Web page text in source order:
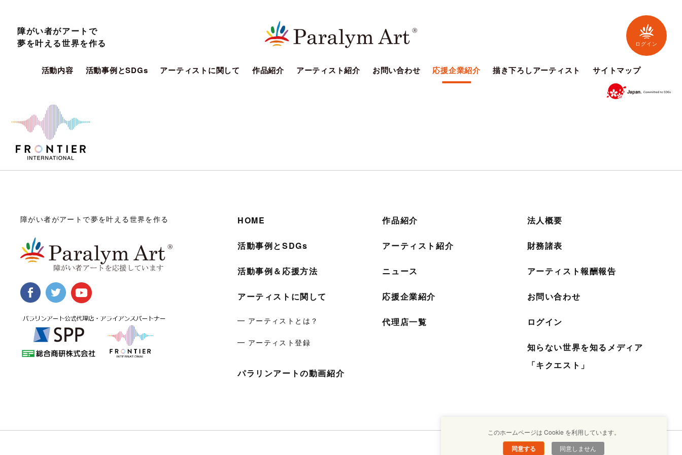
活動内容 活動事例とSDGs アーティストに関して 作品紹介 アーティスト紹介 お問い合わせ 応援企業紹介 描き下ろしアーティスト サイトマップ
障がい者がアートで
夢を叶える世界を作る
ログイン
障がい者がアートで夢を叶える世界を作る HOME
活動事例とSDGs
活動事例＆応援方法
アーティストに関して
━ アーティストとは？
━ アーティスト登録
パラリンアートの動画紹介
作品紹介
アーティスト紹介
ニュース
応援企業紹介
代理店一覧
法人概要
財務諸表
アーティスト報酬報告
お問い合わせ
ログイン
知らない世界を知るメディア
「キクエスト」
このホームページは Cookie を利用しています。
同意する 同意しません